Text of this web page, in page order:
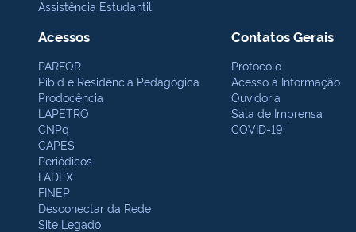
Assistência Estudantil
Acessos
PARFOR
Pibid e Residência Pedagógica
Prodocência
LAPETRO
CNPq
CAPES
Periódicos
FADEX
FINEP
Desconectar da Rede
Site Legado
Contatos Gerais
Protocolo
Acesso à Informação
Ouvidoria
Sala de Imprensa
COVID-19